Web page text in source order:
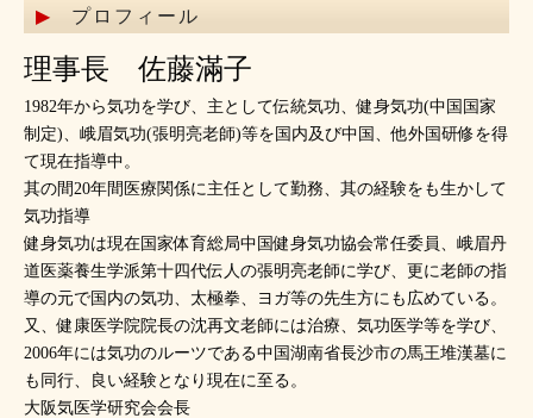
プロフィール
理事長 佐藤滿子
1982年から気功を学び、主として伝統気功、健身気功(中国国家
制定)、峨眉気功(張明亮老師)等を国内及び中国、他外国研修を得
て現在指導中。
其の間20年間医療関係に主任として勤務、其の経験をも生かして
気功指導
健身気功は現在国家体育総局中国健身気功協会常任委員、峨眉丹
道医薬養生学派第十四代伝人の張明亮老師に学び、更に老師の指
導の元で国内の気功、太極拳、ヨガ等の先生方にも広めている。
又、健康医学院院長の沈再文老師には治療、気功医学等を学び、
2006年には気功のルーツである中国湖南省長沙市の馬王堆漢墓に
も同行、良い経験となり現在に至る。
大阪気医学研究会会長